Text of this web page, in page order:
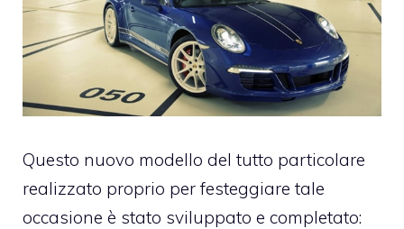
Questo nuovo modello del tutto particolare
realizzato proprio per festeggiare tale
occasione è stato sviluppato e completato: